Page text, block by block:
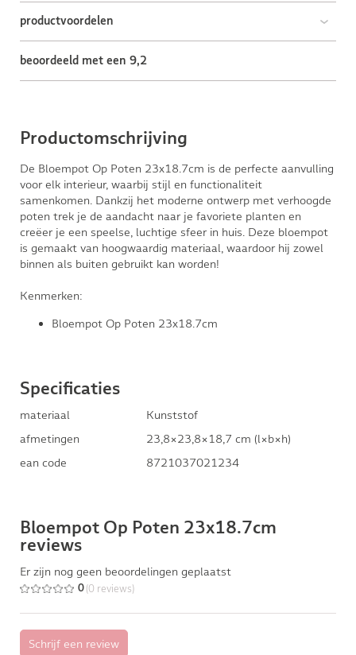
productvoordelen
beoordeeld met een 9,2
Productomschrijving
De Bloempot Op Poten 23x18.7cm is de perfecte aanvulling
voor elk interieur, waarbij stijl en functionaliteit
samenkomen. Dankzij het moderne ontwerp met verhoogde
poten trek je de aandacht naar je favoriete planten en
creëer je een speelse, luchtige sfeer in huis. Deze bloempot
is gemaakt van hoogwaardig materiaal, waardoor hij zowel
binnen als buiten gebruikt kan worden!
Kenmerken:
Bloempot Op Poten 23x18.7cm
Specificaties
materiaal
Kunststof
afmetingen
23,8×23,8×18,7 cm (l×b×h)
ean code
8721037021234
Bloempot Op Poten 23x18.7cm
reviews
Er zijn nog geen beoordelingen geplaatst
0 (0 reviews)